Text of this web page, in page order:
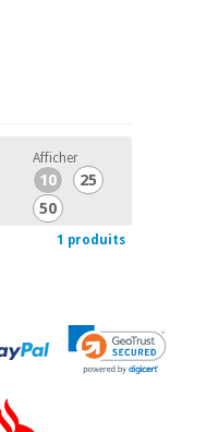
Afficher
10
25
50
1 produits